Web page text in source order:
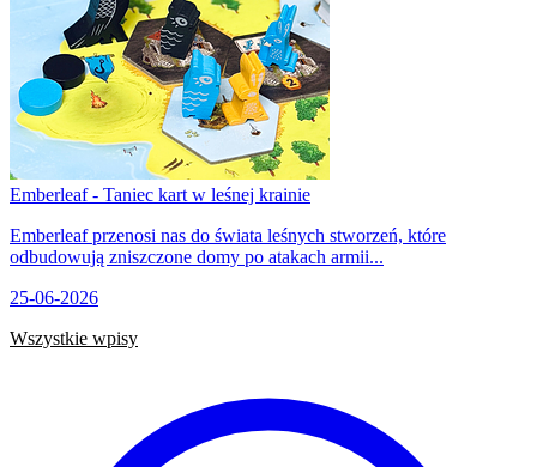
Emberleaf - Taniec kart w leśnej krainie
Emberleaf przenosi nas do świata leśnych stworzeń, które
odbudowują zniszczone domy po atakach armii...
25-06-2026
Wszystkie wpisy